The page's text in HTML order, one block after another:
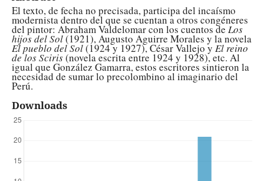
El texto, de fecha no precisada, participa del incaísmo
modernista dentro del que se cuentan a otros congéneres
del pintor: Abraham Valdelomar con los cuentos de Los
hijos del Sol(1921), Augusto Aguirre Morales y la novela
El pueblo del Sol(1924 y 1927), César Vallejo y El reino
de los Sciris(novela escrita entre 1924 y 1928), etc. Al
igual que González Gamarra, estos escritores sintieron la
necesidad de sumar lo precolombino al imaginario del
Perú.
Downloads